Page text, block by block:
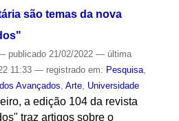
são temas da nova
publicado21/02/2022 — última
11:33 — registrado em: Pesquisa,
Avançados, Arte, Universidade
a edição 104 da revista
traz artigos sobre o